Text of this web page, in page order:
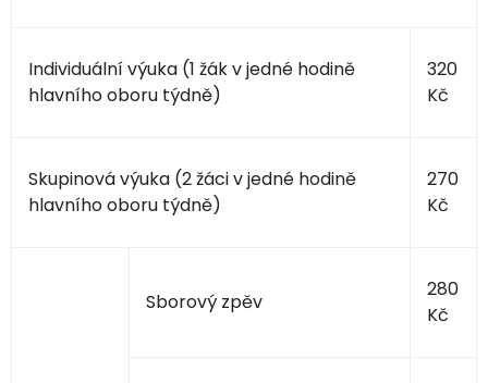
Individuální výuka (1 žák v jedné hodině
hlavního oboru týdně)
320
Kč
Skupinová výuka (2 žáci v jedné hodině
hlavního oboru týdně)
270
Kč
Sborový zpěv
280
Kč